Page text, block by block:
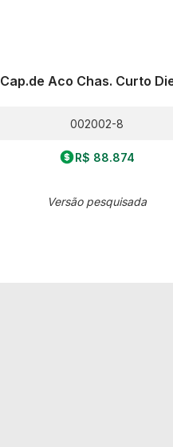
Cap.de Aco Chas. Curto
002002-8
R$ 88.874
Versão pesquisada